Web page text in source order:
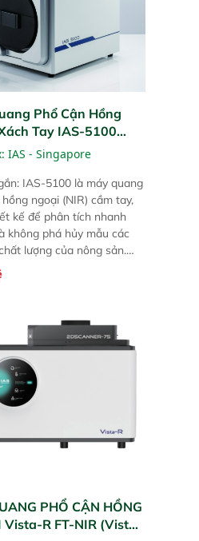
Phổ Cận Hồng
Tay IAS-5100
NIR Analyzer
IAS - Singapore
IAS-5100 là máy quang
ngoại (NIR) cầm tay,
kế để phân tích nhanh
không phá hủy mẫu các
lượng của nông sản.
dụng: Thiết bị linh hoạt
kịch bản khác nhau như
trực tiếp ngoài đồng
PHỔ CẬN HỒNG
Vista-R FT-NIR (Vista-